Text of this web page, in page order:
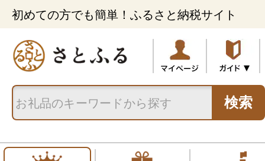
初めての方でも簡単！ふるさと納税サイト
検索